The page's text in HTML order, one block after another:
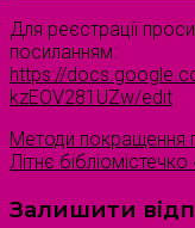
Для реєстрації
посиланням:
https://
kzEOV281UZw/edit
Методи покращення
Літнє
Залишити